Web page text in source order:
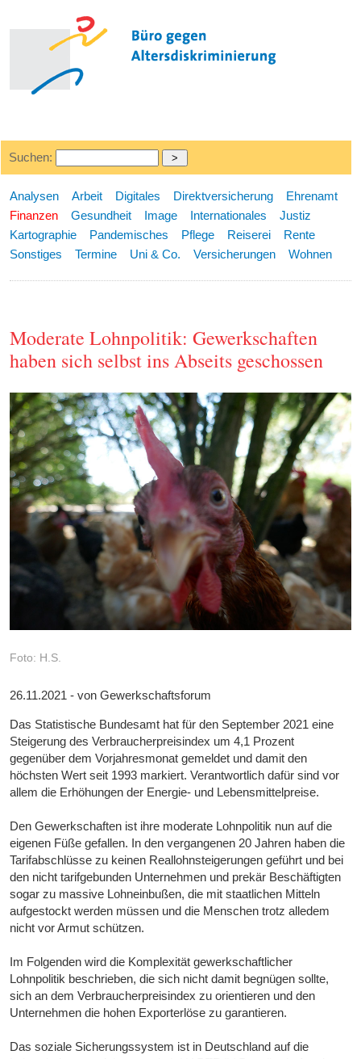
Suchen:
Analysen Arbeit Digitales Direktversicherung
Ehrenamt
Finanzen
Gesundheit Image Internationales
Justiz
Kartographie
Pandemisches Pflege Reiserei
Rente
Sonstiges
Termine Uni & Co. Versicherungen Wohnen
Moderate Lohnpolitik: Gewerkschaften
haben sich selbst ins Abseits geschossen
Foto: H.S.
26.11.2021 - von Gewerkschaftsforum
Das Statistische Bundesamt hat für den September 2021 eine
Steigerung des Verbraucherpreisindex um 4,1 Prozent
gegenüber dem Vorjahresmonat gemeldet und damit den
höchsten Wert seit 1993 markiert. Verantwortlich dafür sind vor
allem die Erhöhungen der Energie- und Lebensmittelpreise.
Den Gewerkschaften ist ihre moderate Lohnpolitik nun auf die
eigenen Füße gefallen. In den vergangenen 20 Jahren haben die
Tarifabschlüsse zu keinen Reallohnsteigerungen geführt und bei
den nicht tarifgebunden Unternehmen und prekär Beschäftigten
sogar zu massive Lohneinbußen, die mit staatlichen Mitteln
aufgestockt werden müssen und die Menschen trotz alledem
nicht vor Armut schützen.
Im Folgenden wird die Komplexität gewerkschaftlicher
Lohnpolitik beschrieben, die sich nicht damit begnügen sollte,
sich an dem Verbraucherpreisindex zu orientieren und den
Unternehmen die hohen Exporterlöse zu garantieren.
Das soziale Sicherungssystem ist in Deutschland auf die